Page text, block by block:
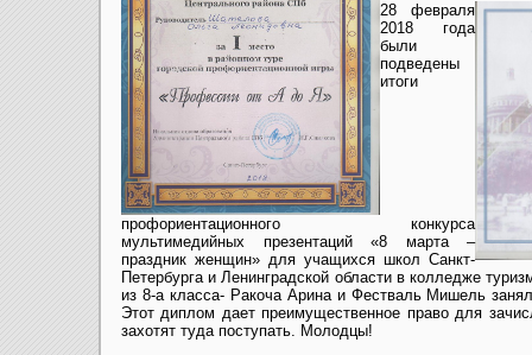
28 февраля
2018 года
были
подведены
итоги
профориентационного конкурса
мультимедийных презентаций «8 марта –
праздник женщин» для учащихся школ Санкт-
Петербурга и Ленинградской области в колледже
из 8-а класса- Ракоча Арина и Фестваль Мишель
Этот диплом дает преимущественное право для
захотят туда поступать. Молодцы!